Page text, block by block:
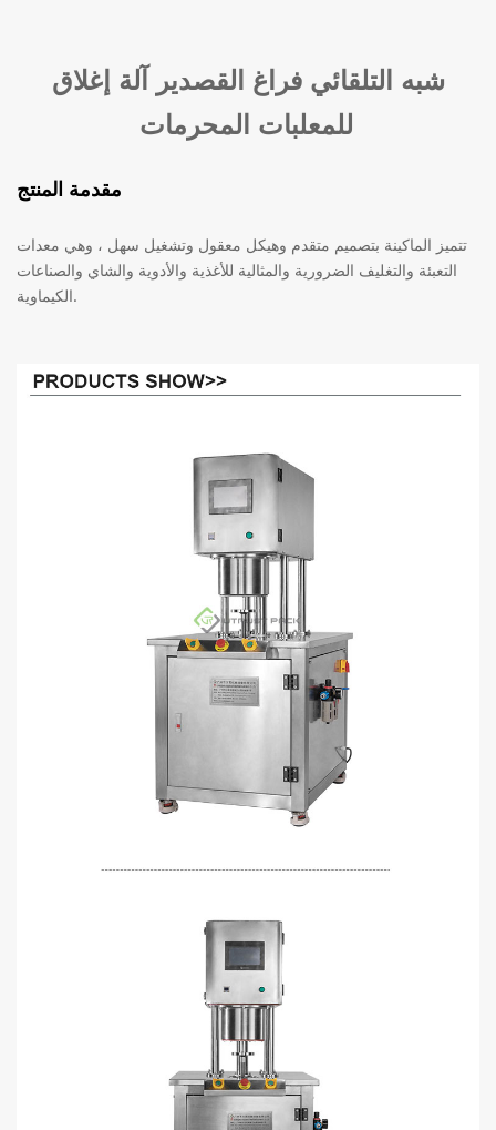
شبه التلقائي فراغ القصدير آلة إغلاق
للمعلبات المحرمات
مقدمة المنتج
تتميز الماكينة بتصميم متقدم وهيكل معقول وتشغيل سهل ، وهي معدات
التعبئة والتغليف الضرورية والمثالية للأغذية والأدوية والشاي والصناعات
الكيماوية.